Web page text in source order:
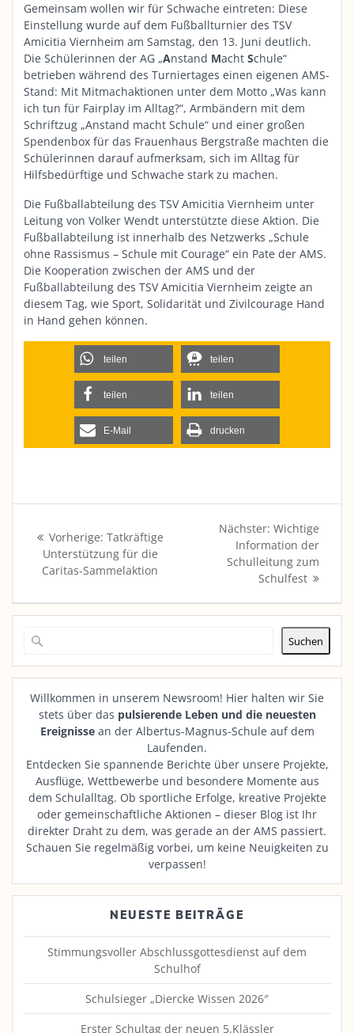
Gemeinsam wollen wir für Schwache eintreten: Diese
Einstellung wurde auf dem Fußballturnier des TSV
Amicitia Viernheim am Samstag, den 13. Juni deutlich.
Die Schülerinnen der AG „Anstand Macht Schule“
betrieben während des Turniertages einen eigenen AMS-
Stand: Mit Mitmachaktionen unter dem Motto „Was kann
ich tun für Fairplay im Alltag?“, Armbändern mit dem
Schriftzug „Anstand macht Schule“ und einer großen
Spendenbox für das Frauenhaus Bergstraße machten die
Schülerinnen darauf aufmerksam, sich im Alltag für
Hilfsbedürftige und Schwache stark zu machen.
Die Fußballabteilung des TSV Amicitia Viernheim unter
Leitung von Volker Wendt unterstützte diese Aktion. Die
Fußballabteilung ist innerhalb des Netzwerks „Schule
ohne Rassismus – Schule mit Courage“ ein Pate der AMS.
Die Kooperation zwischen der AMS und der
Fußballabteilung des TSV Amicitia Viernheim zeigte an
diesem Tag, wie Sport, Solidarität und Zivilcourage Hand
in Hand gehen können.
teilen teilen
teilen teilen
E-Mail drucken
Vorherige: Vorheriger
Beitrag:
Tatkräftige
Unterstützung für die
Caritas-Sammelaktion
Nächster: Nächster
Beitrag:
Wichtige
Information der
Schulleitung zum
Schulfest
Suchen
Willkommen in unserem Newsroom! Hier halten wir Sie
stets über das pulsierende Leben und die neuesten
Ereignissean der Albertus-Magnus-Schule auf dem
Laufenden.
Entdecken Sie spannende Berichte über unsere Projekte,
Ausflüge, Wettbewerbe und besondere Momente aus
dem Schulalltag. Ob sportliche Erfolge, kreative Projekte
oder gemeinschaftliche Aktionen – dieser Blog ist Ihr
direkter Draht zu dem, was gerade an der AMS passiert.
Schauen Sie regelmäßig vorbei, um keine Neuigkeiten zu
verpassen!
NEUESTE BEITRÄGE
Stimmungsvoller Abschlussgottesdienst auf dem
Schulhof
Schulsieger „Diercke Wissen 2026″
Erster Schultag der neuen 5.Klässler